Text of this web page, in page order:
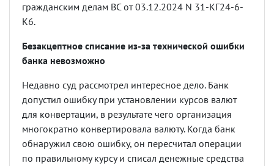
гражданским делам ВС от 03.12.2024 N 31-КГ24-6-
К6.
Безакцептное списание из-за технической ошибки
банка невозможно
Недавно суд рассмотрел интересное дело. Банк
допустил ошибку при установлении курсов валют
для конвертации, в результате чего организация
многократно конвертировала валюту. Когда банк
обнаружил свою ошибку, он пересчитал операции
по правильному курсу и списал денежные средства